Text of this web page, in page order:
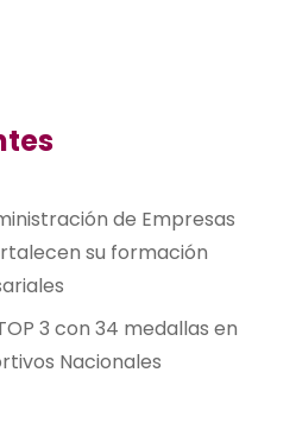
de Empresas
su formación
3 con 34 medallas en
Nacionales